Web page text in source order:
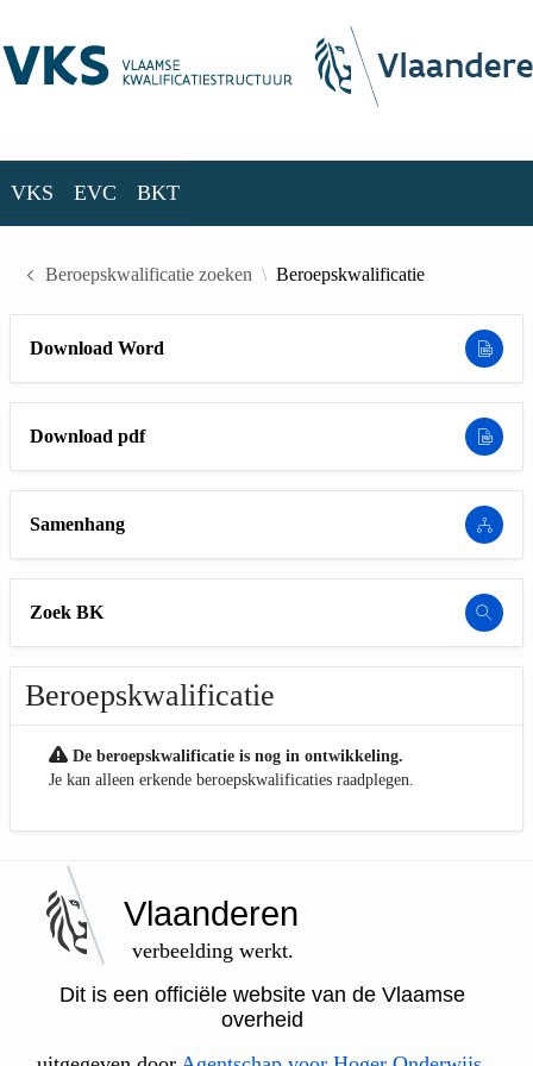
VKS EVC BKT
Beroepskwalificatie zoeken Beroepskwalificatie
Download Word
Download pdf
Samenhang
Zoek BK
Beroepskwalificatie
De beroepskwalificatie is nog in ontwikkeling.
Je kan alleen erkende beroepskwalificaties raadplegen.
Vlaanderen
verbeelding werkt.
Dit is een officiële website van de Vlaamse
overheid